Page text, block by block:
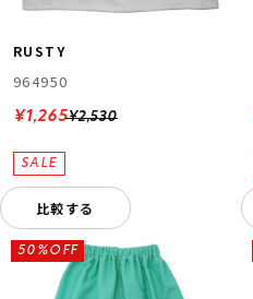
RUSTY
964950
¥2,530
¥1,265
比較する
50%OFF